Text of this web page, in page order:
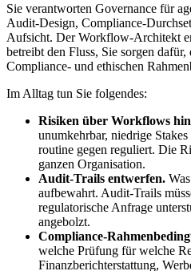
Sie verantworten Governance für
Audit-Design, Compliance-
Aufsicht. Der Workflow-Architekt
betreibt den Fluss, Sie sorgen
Compliance- und ethischen
Im Alltag tun Sie folgendes:
Risiken über Workflows
unumkehrbar, niedrige
routine gegen reguliert. Die
ganzen Organisation.
Audit-Trails entwerfen.
aufbewahrt. Audit-Trails
regulatorische Anfrage
angebolzt.
Compliance-
welche Prüfung für welche
Finanzberichterstattung,